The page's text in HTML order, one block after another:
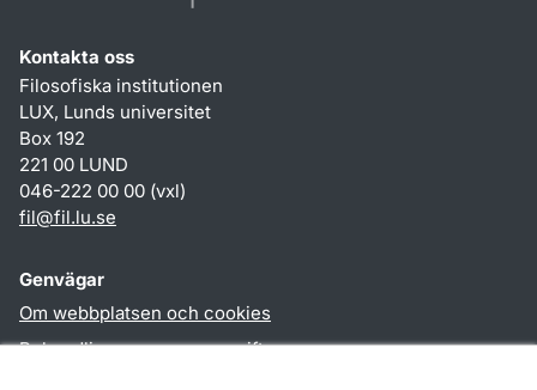
Kontakta oss
Filosofiska institutionen
LUX, Lunds universitet
Box 192
221 00 LUND
046-222 00 00 (vxl)
fil@fil.lu.se
Genvägar
Om webbplatsen och cookies
Behandling av personuppgifter